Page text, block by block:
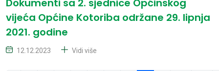
Dokumenti sa 2. sjednice Općinskog
vijeća Općine Kotoriba održane 29. lipnja
2021. godine
12.12.2023 Vidi više